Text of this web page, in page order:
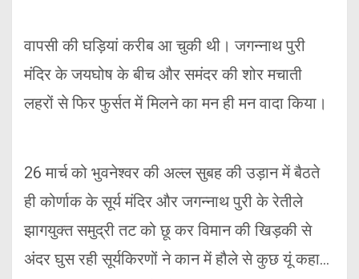
वापसी की घड़ियां करीब आ चुकी थी। जगन्नाथ पुरी
मंदिर के जयघोष के बीच और समंदर की शोर मचाती
लहरों से फिर फुर्सत में मिलने का मन ही मन वादा किया।
26 मार्च को भुवनेश्वर की अल्ल सुबह की उड़ान में बैठते
ही कोर्णाक के सूर्य मंदिर और जगन्नाथ पुरी के रेतीले
झागयुक्त समुद्री तट को छू कर विमान की खिड़की से
अंदर घुस रही सूर्यकिरणों ने कान में हौले से कुछ यूं कहा…